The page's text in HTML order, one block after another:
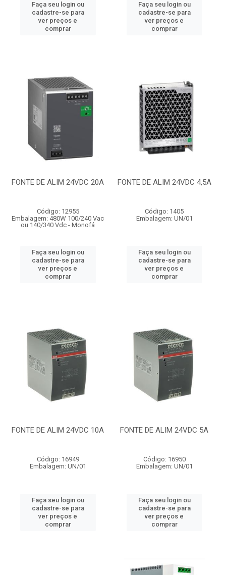
Faça seu login ou
cadastre-se para
ver preços e
comprar
Faça seu login ou
cadastre-se para
ver preços e
comprar
FONTE DE ALIM 24VDC 20A
Código: 12955
Embalagem: 480W 100/240 Vac
ou 140/340 Vdc - Monofá
Faça seu login ou
cadastre-se para
ver preços e
comprar
FONTE DE ALIM 24VDC 4,5A
Código: 1405
Embalagem: UN/01
Faça seu login ou
cadastre-se para
ver preços e
comprar
FONTE DE ALIM 24VDC 10A
Código: 16949
Embalagem: UN/01
Faça seu login ou
cadastre-se para
ver preços e
comprar
FONTE DE ALIM 24VDC 5A
Código: 16950
Embalagem: UN/01
Faça seu login ou
cadastre-se para
ver preços e
comprar